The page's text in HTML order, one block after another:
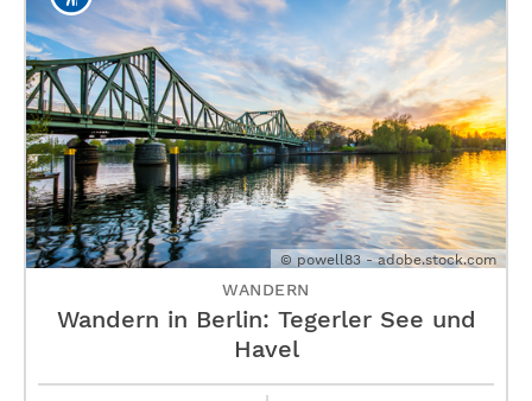
© powell83 - adobe.stock.com
WANDERN
Wandern in Berlin: Tegerler See und
Havel